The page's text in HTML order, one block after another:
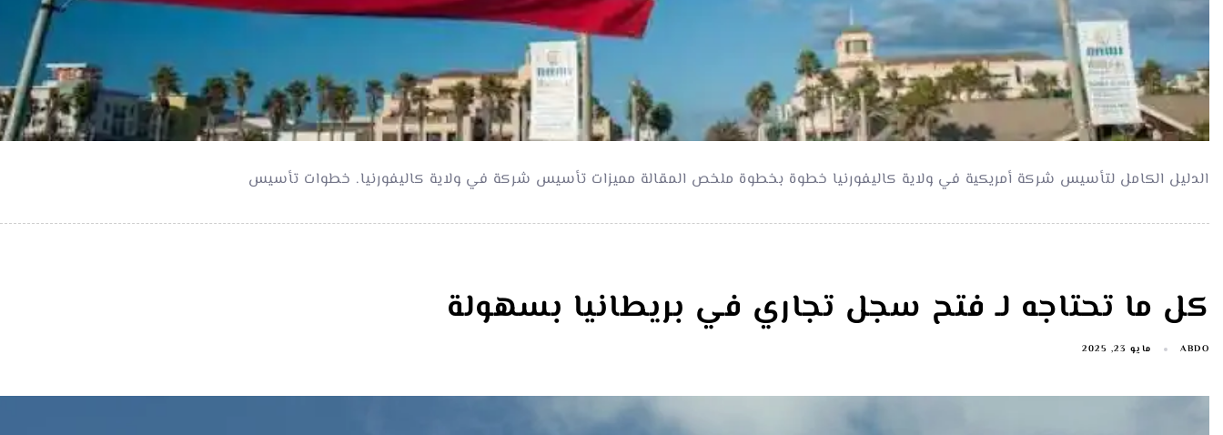
الدليل الكامل لتأسيس شركة أمريكية في ولاية كاليفورنيا خطوة بخطوة ملخص المقالة مميزات تأسيس شركة في ولاية كاليفورنيا. خطوات تأسيس
كل ما تحتاجه لـ فتح سجل تجاري في بريطانيا بسهولة
ABDO مايو 23, 2025